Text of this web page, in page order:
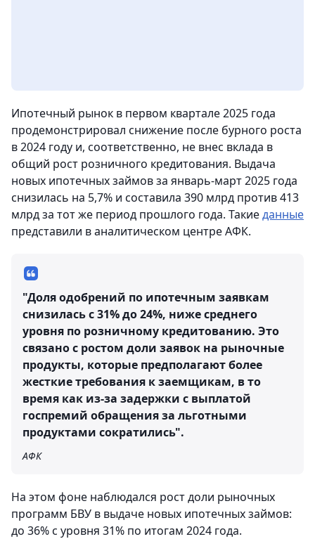
Ипотечный рынок в первом квартале 2025 года
продемонстрировал снижение после бурного роста
в 2024 году и, соответственно, не внес вклада в
общий рост розничного кредитования. Выдача
новых ипотечных займов за январь-март 2025 года
снизилась на 5,7% и составила 390 млрд против 413
млрд за тот же период прошлого года. Такиеданные
представили в аналитическом центре АФК.
"Доля одобрений по ипотечным заявкам
снизилась с 31% до 24%, ниже среднего
уровня по розничному кредитованию. Это
связано с ростом доли заявок на рыночные
продукты, которые предполагают более
жесткие требования к заемщикам, в то
время как из-за задержки с выплатой
госпремий обращения за льготными
продуктами сократились".
АФК
На этом фоне наблюдался рост доли рыночных
программ БВУ в выдаче новых ипотечных займов:
до 36% с уровня 31% по итогам 2024 года.